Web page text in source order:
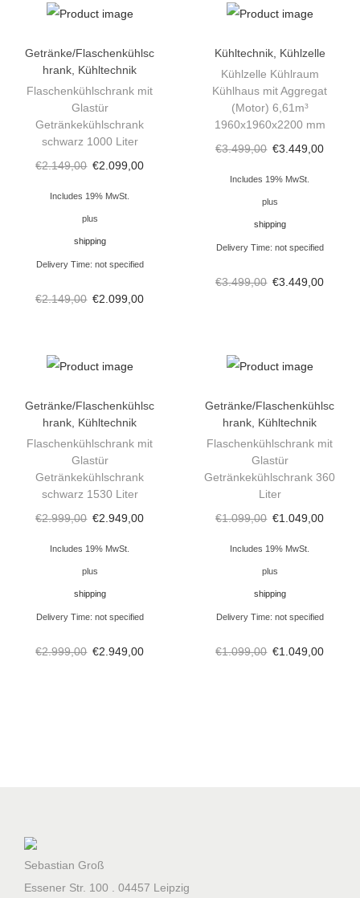
k
k
ü
l
s
c
h
3
L
M
g
Getränke/Flaschenkühlsc
hrank Kühltechnik
Flaschenkühlschrank mit
Glastür
Getränkekühlschrank
schwarz 1000 Liter
€2.149,00 €2.099,00
Includes 19% MwSt.
plus
shipping
Delivery Time: not specified
€2.149,00 €2.099,00
Kühltechnik, Kühlzelle
Kühlzelle Kühlraum
Kühlhaus mit Aggregat
(Motor) 6,61m³
1960x1960x2200 mm
€3.499,00 €3.449,00
Includes 19% MwSt.
plus
shipping
Delivery Time: not specified
€3.499,00 €3.449,00
Getränke/Flaschenkühlsc
hrank Kühltechnik
Flaschenkühlschrank mit
Glastür
Getränkekühlschrank
schwarz 1530 Liter
€2.999,00 €2.949,00
Includes 19% MwSt.
plus
shipping
Delivery Time: not specified
€2.999,00 €2.949,00
Getränke/Flaschenkühlsc
hrank Kühltechnik
Flaschenkühlschrank mit
Glastür
Getränkekühlschrank 360
Liter
€1.099,00 €1.049,00
Includes 19% MwSt.
plus
shipping
Delivery Time: not specified
€1.099,00 €1.049,00
Sebastian Groß
Essener Str. 100 . 04457 Leipzig